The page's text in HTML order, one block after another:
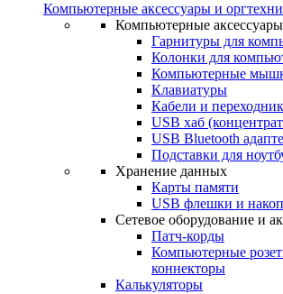
Компьютерные аксессуары и
Компьютерные аксессуары
Гарнитуры для
Колонки для
Компьютерные
Клавиатуры
Кабели и
USB хаб
USB Bluetooth
Подставки для
Хранение данных
Карты памяти
USB флешки и
Сетевое оборудование и
Патч-корды
Компьютерные
коннекторы
Калькуляторы